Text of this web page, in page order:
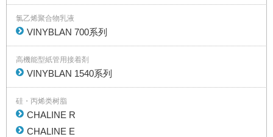
氯乙烯聚合物乳液
VINYBLAN 700系列
高機能型紙管用接着剤
VINYBLAN 1540系列
硅・丙烯类树脂
CHALINE R
CHALINE E